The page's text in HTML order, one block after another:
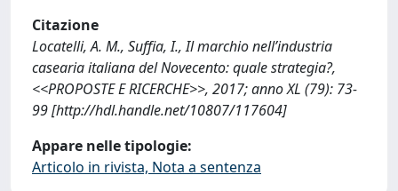
Citazione
Locatelli, A. M., Suffia, I., Il marchio nell’industria
casearia italiana del Novecento: quale strategia?,
<<PROPOSTE E RICERCHE>>, 2017; anno XL (79): 73-
99 [http://hdl.handle.net/10807/117604]
Appare nelle tipologie:
Articolo in rivista, Nota a sentenza